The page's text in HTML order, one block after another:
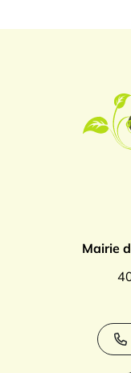
Mairie